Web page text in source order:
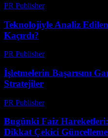
PR Publisher-
Teknolojiyle Analiz
Kaçırdı?
PR Publisher-
İşletmelerin Başarısını
Stratejiler
PR Publisher-
Bugünki Faiz
Dikkat Çekici